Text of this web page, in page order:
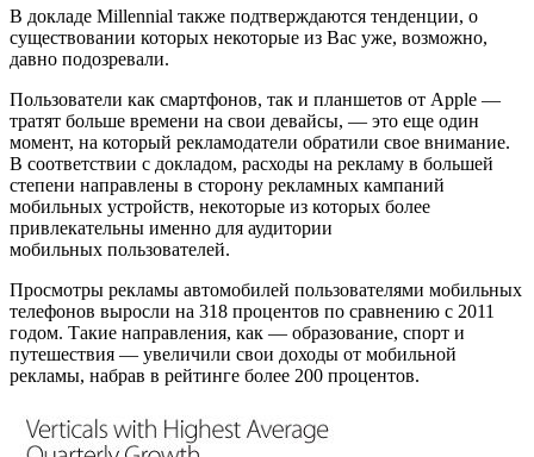
В докладе Millennial также подтверждаются тенденции, о
существовании которых некоторые из Вас уже, возможно,
давно подозревали.
Пользователи как смартфонов, так и планшетов от Apple —
тратят больше времени на свои девайсы, — это еще один
момент, на который рекламодатели обратили свое внимание.
В соответствии с докладом, расходы на рекламу в большей
степени направлены в сторону рекламных кампаний
мобильных устройств, некоторые из которых более
привлекательны именно для аудитории
мобильных пользователей.
Просмотры рекламы автомобилей пользователями мобильных
телефонов выросли на 318 процентов по сравнению с 2011
годом. Такие направления, как — образование, спорт и
путешествия — увеличили свои доходы от мобильной
рекламы, набрав в рейтинге более 200 процентов.